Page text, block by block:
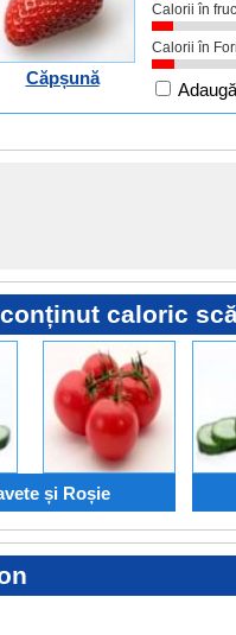
Căpșună
Calorii în
Calorii în
caloric
și Roșie